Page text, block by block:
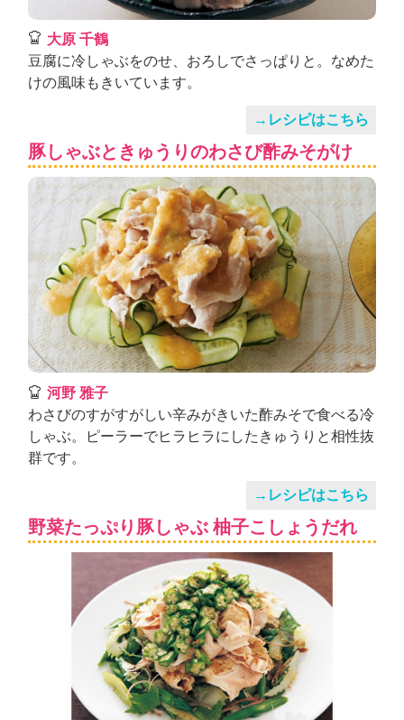
大原 千鶴
豆腐に冷しゃぶをのせ、おろしでさっぱりと。なめた
けの風味もきいています。
→レシピはこちら
豚しゃぶときゅうりのわさび酢みそがけ
河野 雅子
わさびのすがすがしい辛みがきいた酢みそで食べる冷
しゃぶ。ピーラーでヒラヒラにしたきゅうりと相性抜
群です。
→レシピはこちら
野菜たっぷり豚しゃぶ 柚子こしょうだれ